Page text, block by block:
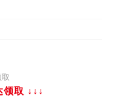
领取 ↓↓↓